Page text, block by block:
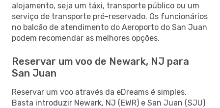
alojamento, seja um táxi, transporte público ou um
serviço de transporte pré-reservado. Os funcionários
no balcão de atendimento do Aeroporto do San Juan
podem recomendar as melhores opções.
Reservar um voo de Newark, NJ para
San Juan
Reservar um voo através da eDreams é simples.
Basta introduzir Newark, NJ (EWR) e San Juan (SJU)